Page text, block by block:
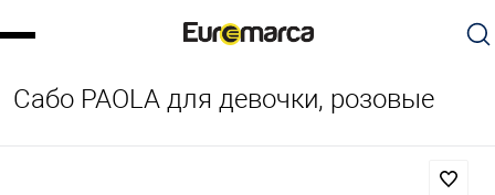
Сабо PAOLA для девочки, розовые